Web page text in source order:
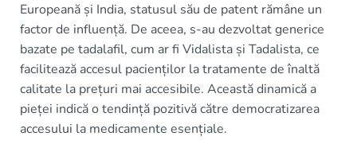
Europeană și India, statusul său de patent rămâne un
factor de influență. De aceea, s-au dezvoltat generice
bazate pe tadalafil, cum ar fi Vidalista și Tadalista, ce
facilitează accesul pacienților la tratamente de înaltă
calitate la prețuri mai accesibile. Această dinamică a
pieței indică o tendință pozitivă către democratizarea
accesului la medicamente esențiale.